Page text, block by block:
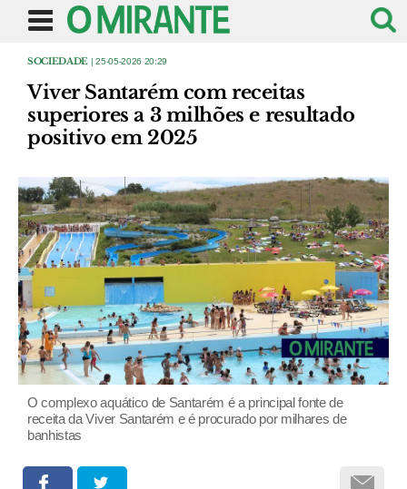
SOCIEDADE | 25-05-2026 20:29
Viver Santarém com receitas
superiores a 3 milhões e resultado
positivo em 2025
O complexo aquático de Santarém é a principal fonte de
receita da Viver Santarém e é procurado por milhares de
banhistas